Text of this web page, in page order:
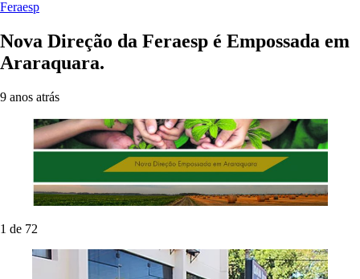
Feraesp
Nova Direção da Feraesp é Empossada em
Araraquara.
9 anos atrás
1 de 72